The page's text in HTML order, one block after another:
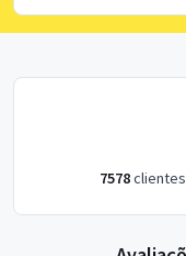
7578clientes